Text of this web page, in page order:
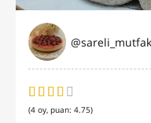
@sareli_mutfak
(4 oy, puan: 4.75)